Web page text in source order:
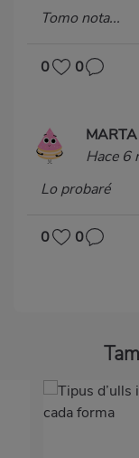
Tomo nota...
0 0
Hace 6
Lo probaré
0 0